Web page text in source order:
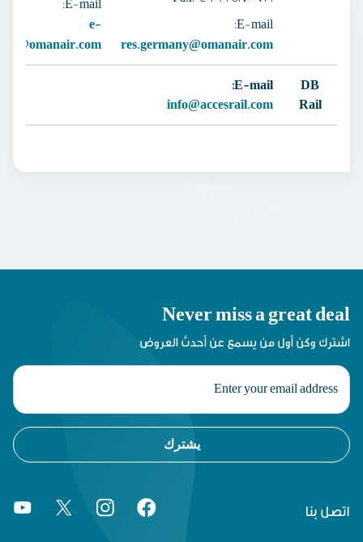
E-mail:
res.germany@omanair.com
E-mail:
e-
DB
Rail
E-mail:
info@accesrail.com
Never miss a great deal
اشترك وكن أول من يسمع عن أحدث العروض
يشترك
اتصل بنا